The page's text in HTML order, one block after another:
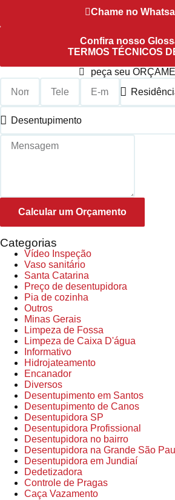
Chame no
Confira nosso
TERMOS TÉCNICOS
peça seu
Calcular um Orçamento
Categorias
Vídeo Inspeção
Vaso sanitário
Santa Catarina
Preço de desentupidora
Pia de cozinha
Outros
Minas Gerais
Limpeza de Fossa
Limpeza de Caixa D'água
Informativo
Hidrojateamento
Encanador
Diversos
Desentupimento em Santos
Desentupimento de Canos
Desentupidora SP
Desentupidora Profissional
Desentupidora no bairro
Desentupidora na Grande São
Desentupidora em Jundiaí
Dedetizadora
Controle de Pragas
Caça Vazamento